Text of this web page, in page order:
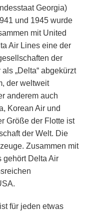
Georgia)
und 1945 wurde
mit United
Air Lines eine der
der
„Delta“ abgekürzt
der weltweit
anderem auch
Korean Air und
Größe der Flotte ist
der Welt. Die
Zusammen mit
gehört Delta Air
für jeden etwas